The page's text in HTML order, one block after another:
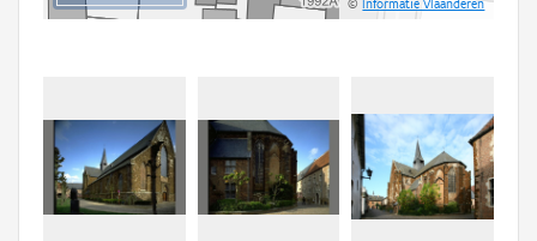
©Informatie Vlaanderen